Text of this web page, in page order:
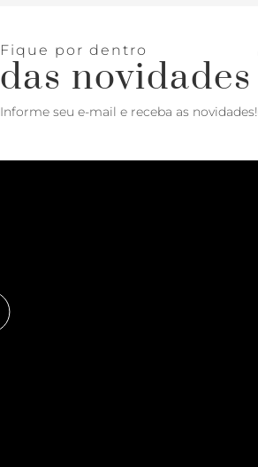
Fique por dentro
das novidades
Informe seu e-mail e receba as novidades!